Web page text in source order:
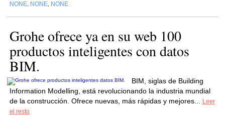
NONE NONE NONE
Grohe ofrece ya en su web 100
productos inteligentes con datos
BIM.
BIM, siglas de Building
Information Modelling, está revolucionando la industria mundial
de la construcción. Ofrece nuevas, más rápidas y mejores...
Leer
el resto